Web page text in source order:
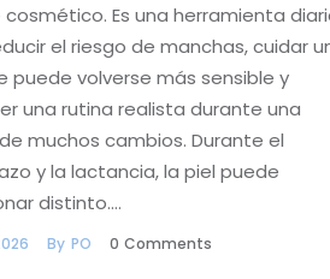
Es una herramienta
el riesgo de manchas, cuidar
puede volverse más sensible y
una rutina realista durante una
muchos cambios. Durante el
y la lactancia, la piel puede
distinto.…
By PO 0 Comments